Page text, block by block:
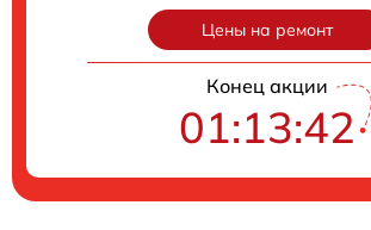
Цены на ремонт
Конец акции
01:13:41